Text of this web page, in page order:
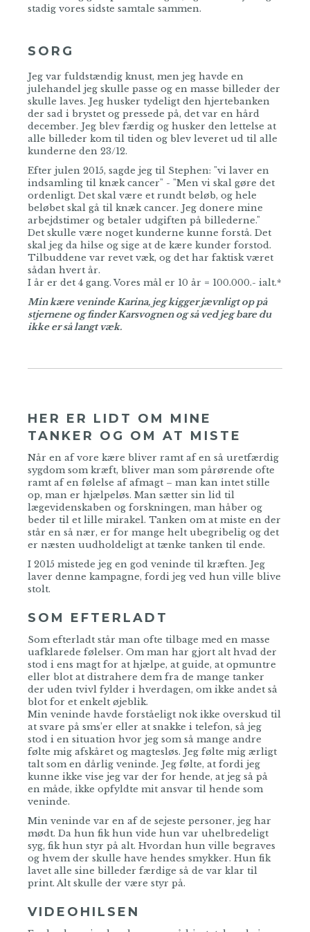
stadig vores sidste samtale sammen.
SORG
Jeg var fuldstændig knust, men jeg havde en
julehandel jeg skulle passe og en masse billeder der
skulle laves. Jeg husker tydeligt den hjertebanken
der sad i brystet og pressede på, det var en hård
december. Jeg blev færdig og husker den lettelse at
alle billeder kom til tiden og blev leveret ud til alle
kunderne den 23/12.
Efter julen 2015, sagde jeg til Stephen: "vi laver en
indsamling til knæk cancer" - "Men vi skal gøre det
ordenligt. Det skal være et rundt beløb, og hele
beløbet skal gå til knæk cancer. Jeg donere mine
arbejdstimer og betaler udgiften på billederne."
Det skulle være noget kunderne kunne forstå. Det
skal jeg da hilse og sige at de kære kunder forstod.
Tilbuddene var revet væk, og det har faktisk været
sådan hvert år.
I år er det 4 gang. Vores mål er 10 år = 100.000.- ialt.*
Min kære veninde Karina, jeg kigger jævnligt op på
stjernene og finder Karsvognen og så ved jeg bare du
ikke er så langt væk.
HER ER LIDT OM MINE
TANKER OG OM AT MISTE
Når en af vore kære bliver ramt af en så uretfærdig
sygdom som kræft, bliver man som pårørende ofte
ramt af en følelse af afmagt – man kan intet stille
op, man er hjælpeløs. Man sætter sin lid til
lægevidenskaben og forskningen, man håber og
beder til et lille mirakel. Tanken om at miste en der
står en så nær, er for mange helt ubegribelig og det
er næsten uudholdeligt at tænke tanken til ende.
I 2015 mistede jeg en god veninde til kræften. Jeg
laver denne kampagne, fordi jeg ved hun ville blive
stolt.
SOM EFTERLADT
Som efterladt står man ofte tilbage med en masse
uafklarede følelser. Om man har gjort alt hvad der
stod i ens magt for at hjælpe, at guide, at opmuntre
eller blot at distrahere dem fra de mange tanker
der uden tvivl fylder i hverdagen, om ikke andet så
blot for et enkelt øjeblik.
Min veninde havde forståeligt nok ikke overskud til
at svare på sms’er eller at snakke i telefon, så jeg
stod i en situation hvor jeg som så mange andre
følte mig afskåret og magtesløs. Jeg følte mig ærligt
talt som en dårlig veninde. Jeg følte, at fordi jeg
kunne ikke vise jeg var der for hende, at jeg så på
en måde, ikke opfyldte mit ansvar til hende som
veninde.
Min veninde var en af de sejeste personer, jeg har
mødt. Da hun fik hun vide hun var uhelbredeligt
syg, fik hun styr på alt. Hvordan hun ville begraves
og hvem der skulle have hendes smykker. Hun fik
lavet alle sine billeder færdige så de var klar til
print. Alt skulle der være styr på.
VIDEOHILSEN